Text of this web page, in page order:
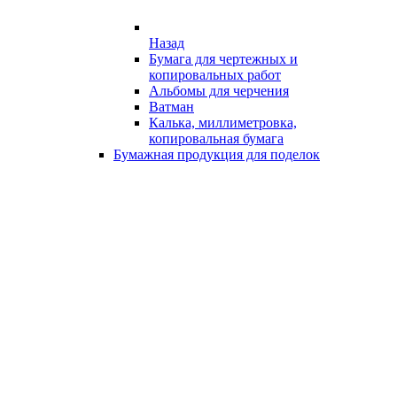
Назад
Бумага для чертежных и
копировальных работ
Альбомы для черчения
Ватман
Калька, миллиметровка,
копировальная бумага
Бумажная продукция для поделок